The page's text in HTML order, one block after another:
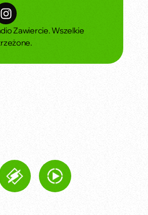
Zawiercie. Wszelkie